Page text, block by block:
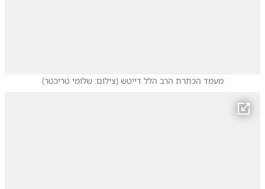
מעמד הכתרת הרב הלל דייטש (צילום: שלומי טריכטר)